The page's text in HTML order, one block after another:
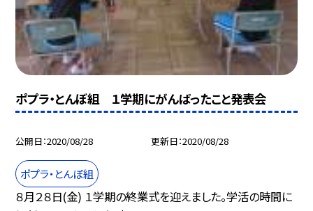
ポプラ・とんぼ組 １学期にがんばったこと発表会
公開日 2020/08/28 更新日 2020/08/28
ポプラ・とんぼ組
８月２８日(金) １学期の終業式を迎えました。学活の時間に